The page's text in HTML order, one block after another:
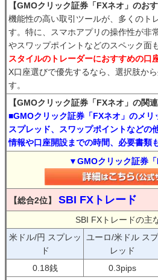
【GMOクリック証券「FXネオ」のお
機能性の高い取引ツールが、多くのト
す。特に、スマホアプリの操作性が非
やスワップポイントなどのスペック面
スタイルのトレーダーにおすすめの口
X口座選びで優先するなら、選択肢か
す。
【GMOクリック証券「FXネオ」の関連
■GMOクリック証券「FXネオ」のメリ
スプレッド、スワップポイントなどの
情報や口座開設までの時間、必要書類
▼GMOクリック証券
【総合2位】 SBI FXトレード
SBI FXトレードの主
米ドル/円 スプレッ
ド
ユーロ/米ドル スプ
レッド
0.18銭 0.3pips